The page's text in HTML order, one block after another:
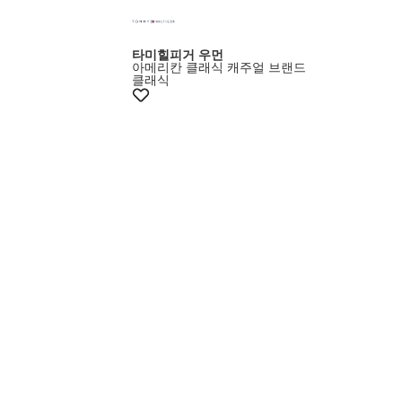
타미힐피거 우먼
아메리칸 클래식 캐주얼 브랜드
클래식